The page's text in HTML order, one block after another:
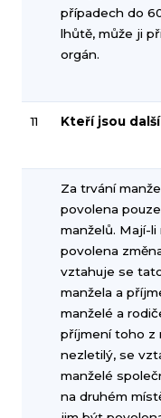
případech do
lhůtě, může ji
orgán.
11 Kteří jsou
Za trvání
povolena
manželů. Mají-
povolena
vztahuje se
manžela a
manželé a
příjmení toho z
nezletilý, se
manželé
na druhém